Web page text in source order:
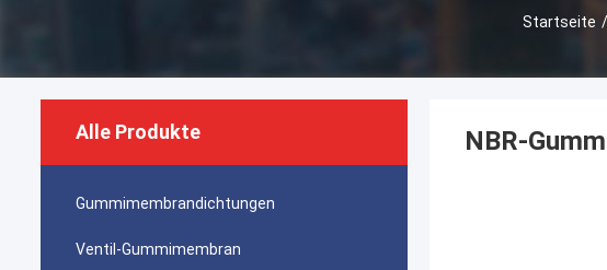
Startseite /
Alle Produkte
Gummimembrandichtungen
Ventil-Gummimembran
NBR-